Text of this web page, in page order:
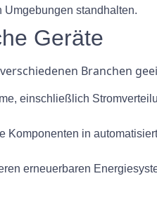
standhalten.
Geräte
Branchen
einschließlich
Komponenten in
erneuerbaren